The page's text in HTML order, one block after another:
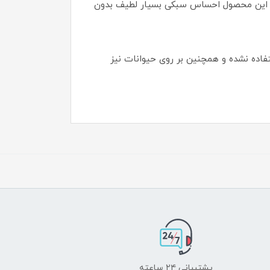
این محصول احساس سبکی بسیار لطیف بدون
نشده و همچنین بر روی حیوانات نیز